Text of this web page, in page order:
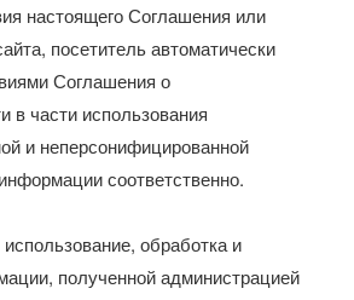
настоящего Соглашения или
посетитель автоматически
Соглашения о
в части использования
и неперсонифицированной
соответственно.
обработка и
полученной администрацией